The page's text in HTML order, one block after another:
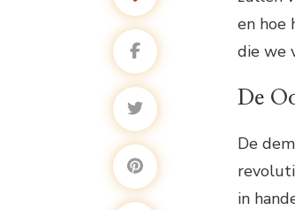
en hoe
die we
De
De
in